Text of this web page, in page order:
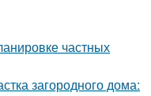
частных
загородного дома: